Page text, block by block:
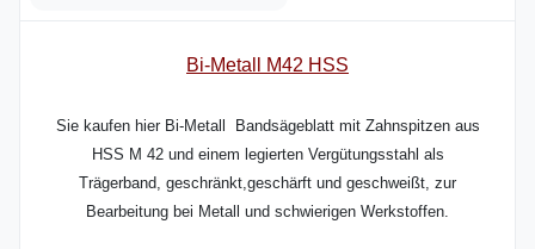
Bi-Metall M42 HSS
Sie kaufen hier Bi-Metall Bandsägeblatt mit Zahnspitzen aus
HSS M 42 und einem legierten Vergütungsstahl als
Trägerband, geschränkt,geschärft und geschweißt, zur
Bearbeitung bei Metall und schwierigen Werkstoffen.